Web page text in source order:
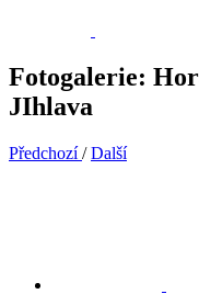
Fotogalerie:
JIhlava
Předchozí / Další